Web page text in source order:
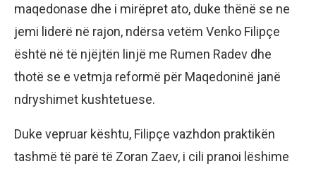
maqedonase dhe i mirëpret ato, duke thënë se ne
jemi liderë në rajon, ndërsa vetëm Venko Filipçe
është në të njëjtën linjë me Rumen Radev dhe
thotë se e vetmja reformë për Maqedoninë janë
ndryshimet kushtetuese.
Duke vepruar kështu, Filipçe vazhdon praktikën
tashmë të parë të Zoran Zaev, i cili pranoi lëshime